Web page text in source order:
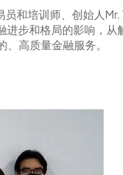
和培训师、创始人Mr.
步和格局的影响，从
高质量金融服务。